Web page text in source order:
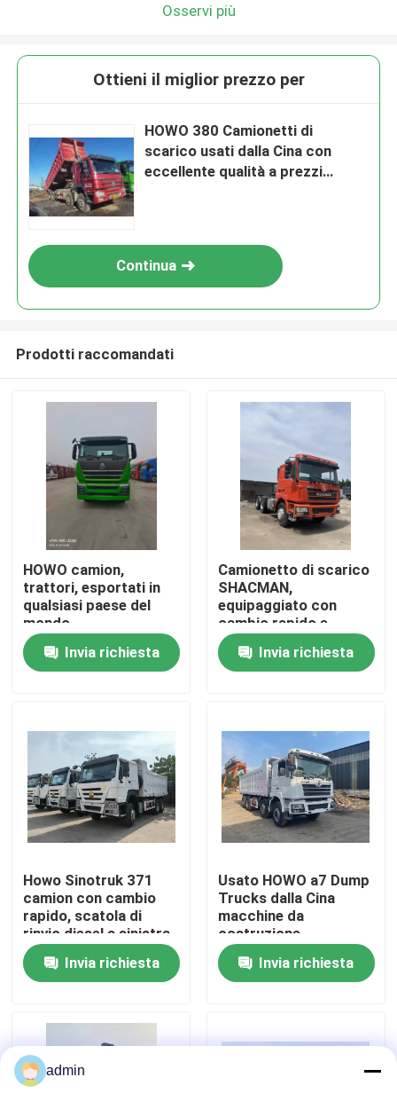
Casa.
Prodotti
Visita alla fabbrica
Contattaci
Chiedi un preventivo
Macchine per costruzioni stradali
Macchine da costruzione usate
Osservi più
Ottieni il miglior prezzo per
HOWO 380 Camionetti di
scarico usati dalla Cina con
eccellente qualità a prezzi
Continua
Prodotti raccomandati
HOWO camion,
trattori, esportati in
qualsiasi paese del
mondo
Invia richiesta
Camionetto di scarico
SHACMAN,
equipaggiato con
cambio rapido e
motore diesel
Invia richiesta
Howo Sinotruk 371
camion con cambio
rapido, scatola di
rinvio diesel a sinistra,
cassone
Invia richiesta
Usato HOWO a7 Dump
Trucks dalla Cina
macchine da
costruzione
Invia richiesta
admin